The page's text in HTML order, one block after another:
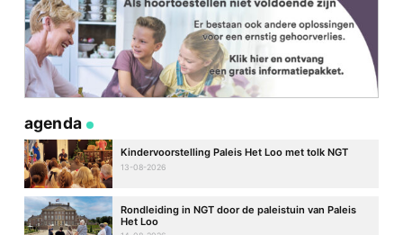
agenda
Kindervoorstelling Paleis Het Loo met tolk NGT
13-08-2026
Rondleiding in NGT door de paleistuin van Paleis
Het Loo